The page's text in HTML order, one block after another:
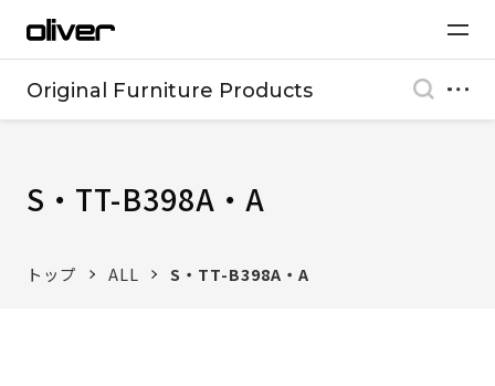
Original Furniture Products
S・TT-B398A・A
トップ ALL S・TT-B398A・A